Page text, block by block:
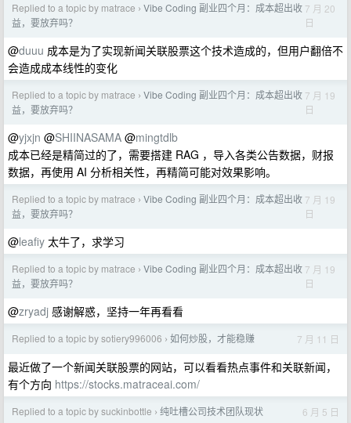
Replied to a topic by matrace › Vibe Coding 副业四个月：成本超出收
益，要放弃吗？
7 月 20
日
@duuu 成本是为了实现新闻关联股票这个技术造成的，但用户翻倍不
会造成成本线性的变化
Replied to a topic by matrace › Vibe Coding 副业四个月：成本超出收
益，要放弃吗？
7 月 19
日
@yjxjn @SHIINASAMA @mingtdlb
成本已经是精简过的了，需要搭建 RAG ，导入各类公告数据，财报
数据，再使用 AI 分析相关性，再精简可能对效果影响。
Replied to a topic by matrace › Vibe Coding 副业四个月：成本超出收
益，要放弃吗？
7 月 19
日
@leafiy 太牛了，求学习
Replied to a topic by matrace › Vibe Coding 副业四个月：成本超出收
益，要放弃吗？
7 月 19
日
@zryadj 感谢解惑，坚持一年再看看
Replied to a topic by sotiery996006 › 如何炒股，才能稳赚 7 月 11 日
最近做了一个新闻关联股票的网站，可以看看热点事件和关联新闻，
有个方向 https://stocks.matraceai.com/
Replied to a topic by suckinbottle › 纯吐槽公司技术团队现状 6 月 5 日